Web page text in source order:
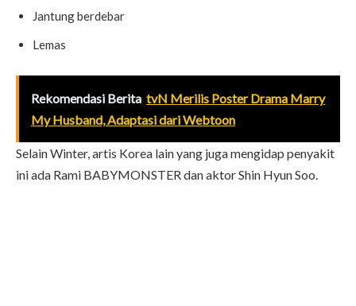
Jantung berdebar
Lemas
Rekomendasi Berita tvN Merilis Poster Drama Marry
My Husband, Adaptasi dari Webtoon
Selain Winter, artis Korea lain yang juga mengidap penyakit
ini ada Rami BABYMONSTER dan aktor Shin Hyun Soo.